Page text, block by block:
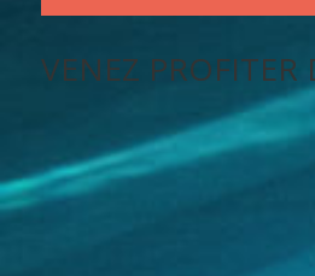
VENEZ PROFITER